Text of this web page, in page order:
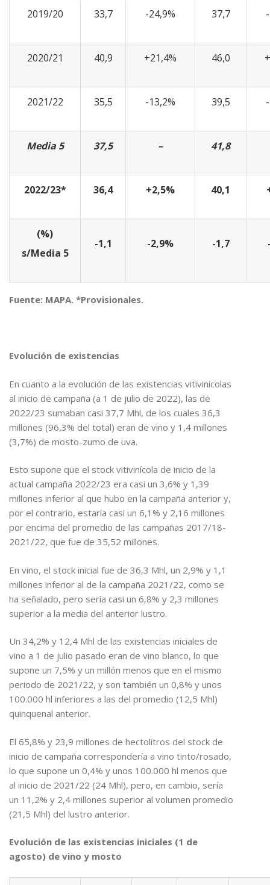
2019/20 33,7 -24,9% 37,7
2020/21 40,9 +21,4% 46,0
2021/22 35,5 -13,2% 39,5
Media 5 37,5 – 41,8
2022/23* 36,4 +2,5% 40,1
(%)
s/Media 5
-1,1 -2,9% -1,7
Fuente: MAPA. *Provisionales.
Evolución de existencias
En cuanto a la evolución de las existencias vitivinícolas
al inicio de campaña (a 1 de julio de 2022), las de
2022/23 sumaban casi 37,7 Mhl, de los cuales 36,3
millones (96,3% del total) eran de vino y 1,4 millones
(3,7%) de mosto-zumo de uva.
Esto supone que el stock vitivinícola de inicio de la
actual campaña 2022/23 era casi un 3,6% y 1,39
millones inferior al que hubo en la campaña anterior y,
por el contrario, estaría casi un 6,1% y 2,16 millones
por encima del promedio de las campañas 2017/18-
2021/22, que fue de 35,52 millones.
En vino, el stock inicial fue de 36,3 Mhl, un 2,9% y 1,1
millones inferior al de la campaña 2021/22, como se
ha señalado, pero sería casi un 6,8% y 2,3 millones
superior a la media del anterior lustro.
Un 34,2% y 12,4 Mhl de las existencias iniciales de
vino a 1 de julio pasado eran de vino blanco, lo que
supone un 7,5% y un millón menos que en el mismo
periodo de 2021/22, y son también un 0,8% y unos
100.000 hl inferiores a las del promedio (12,5 Mhl)
quinquenal anterior.
El 65,8% y 23,9 millones de hectolitros del stock de
inicio de campaña correspondería a vino tinto/rosado,
lo que supone un 0,4% y unos 100.000 hl menos que
al inicio de 2021/22 (24 Mhl), pero, en cambio, sería
un 11,2% y 2,4 millones superior al volumen promedio
(21,5 Mhl) del lustro anterior.
Evolución de las existencias iniciales (1 de
agosto) de vino y mosto